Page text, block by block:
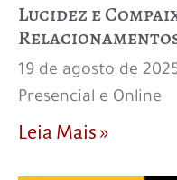
Lucidez e
19 de agosto de
Presencial e Online
Leia Mais »